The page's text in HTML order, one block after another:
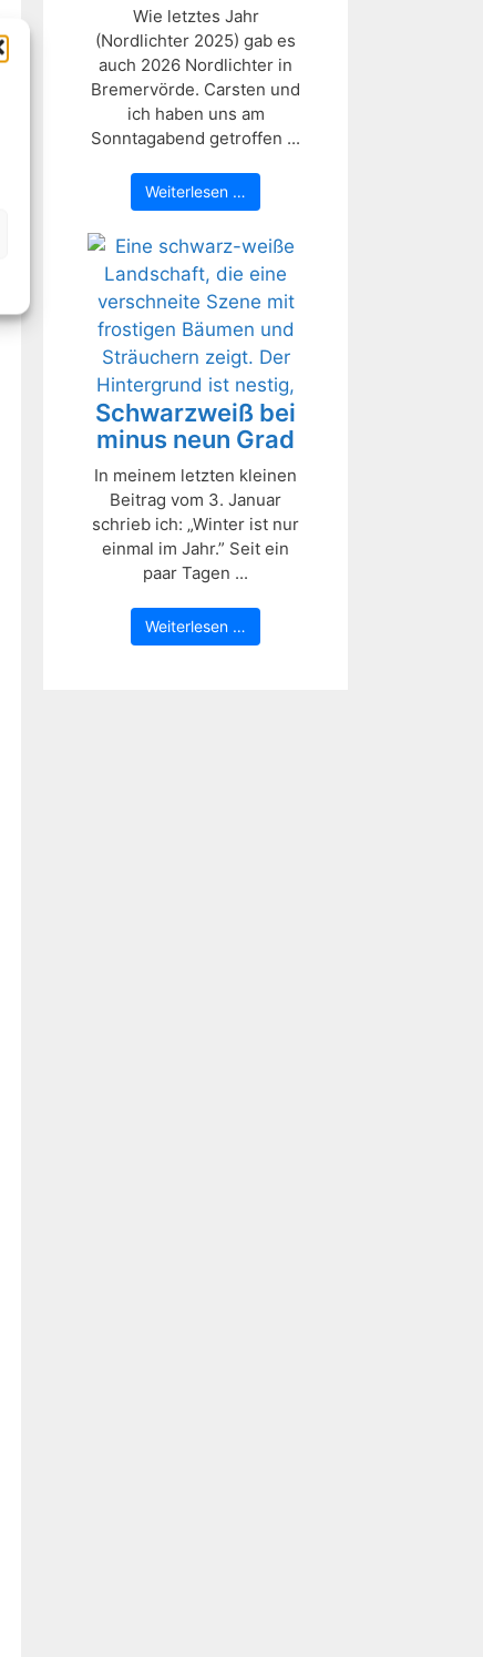
Wie letztes Jahr
(Nordlichter 2025) gab es
auch 2026 Nordlichter in
Bremervörde. Carsten und
ich haben uns am
Sonntagabend getroffen ...
Weiterlesen …
Schwarzweiß bei
minus neun Grad
In meinem letzten kleinen
Beitrag vom 3. Januar
schrieb ich: „Winter ist nur
einmal im Jahr.” Seit ein
paar Tagen ...
Weiterlesen …